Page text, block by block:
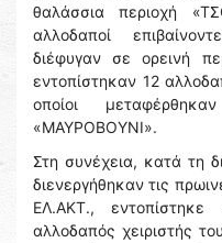
θαλάσσια περιοχή
αλλοδαποί
διέφυγαν σε ορεινή
εντοπίστηκαν 12
οποίοι
«ΜΑΥΡΟΒΟΥΝΙ».
Στη συνέχεια, κατά τη
διενεργήθηκαν τις
ΕΛ.ΑΚΤ.,
αλλοδαπός χειριστής